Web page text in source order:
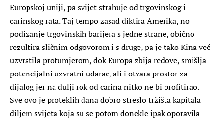
Europskoj uniji, pa svijet strahuje od trgovinskog i
carinskog rata. Taj tempo zasad diktira Amerika, no
podizanje trgovinskih barijera s jedne strane, obično
rezultira sličnim odgovorom i s druge, pa je tako Kina već
uzvratila protumjerom, dok Europa zbija redove, smišlja
potencijalni uzvratni udarac, ali i otvara prostor za
dijalog jer na dulji rok od carina nitko ne bi profitirao.
Sve ovo je proteklih dana dobro streslo tržišta kapitala
diljem svijeta koja su se potom donekle ipak oporavila